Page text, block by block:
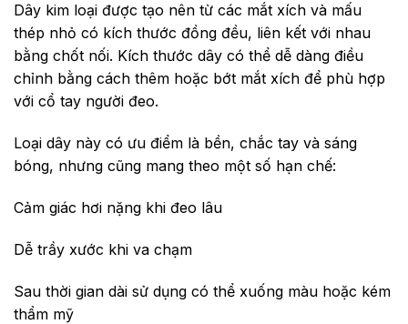
Dây kim loại được tạo nên từ các mắt xích và mấu
thép nhỏ có kích thước đồng đều, liên kết với nhau
bằng chốt nối. Kích thước dây có thể dễ dàng điều
chỉnh bằng cách thêm hoặc bớt mắt xích để phù hợp
với cổ tay người đeo.
Loại dây này có ưu điểm là bền, chắc tay và sáng
bóng, nhưng cũng mang theo một số hạn chế:
Cảm giác hơi nặng khi đeo lâu
Dễ trầy xước khi va chạm
Sau thời gian dài sử dụng có thể xuống màu hoặc kém
thẩm mỹ